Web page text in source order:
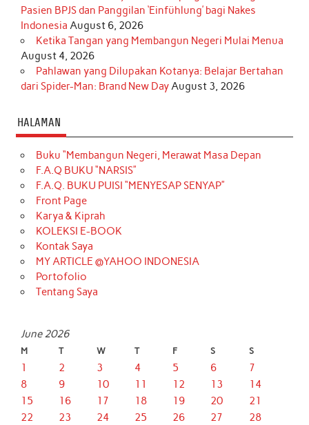
Pasien BPJS dan Panggilan ‘Einfühlung’ bagi Nakes
Indonesia August 6, 2026
Ketika Tangan yang Membangun Negeri Mulai Menua
August 4, 2026
Pahlawan yang Dilupakan Kotanya: Belajar Bertahan
dari Spider-Man: Brand New DayAugust 3, 2026
HALAMAN
Buku “Membangun Negeri, Merawat Masa Depan
F.A.Q BUKU “NARSIS”
F.A.Q. BUKU PUISI “MENYESAP SENYAP”
Front Page
Karya & Kiprah
KOLEKSI E-BOOK
Kontak Saya
MY ARTICLE @YAHOO INDONESIA
Portofolio
Tentang Saya
June 2026
M T W T F S S
1 2 3 4 5 6
7
8
9 10 11 12 13
14
15
16 17 18 19 20
21
22
23 24 25 26 27
28